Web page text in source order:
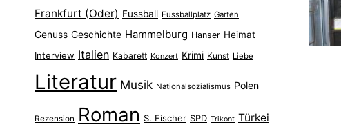
Frankfurt (Oder) Fussball Fussballplatz Garten
Genuss Geschichte Hammelburg Hanser Heimat
Interview Italien Kabarett Konzert Krimi Kunst Liebe
Literatur Musik Nationalsozialismus Polen
Rezension Roman S. Fischer SPD Trikont Türkei